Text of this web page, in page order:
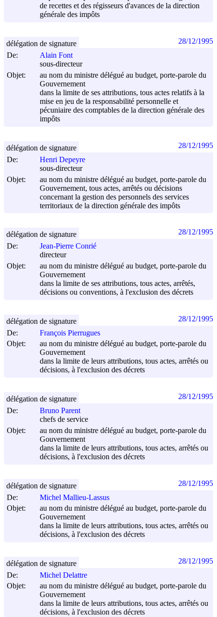
de recettes et des régisseurs d'avances de la direction
générale des impôts
De:
Alain Font
sous-directeur
Objet:
au nom du ministre délégué au budget, porte-parole du
Gouvernement
dans la limite de ses attributions, tous actes relatifs à la
mise en jeu de la responsabilité personnelle et
pécuniaire des comptables de la direction générale des
impôts
délégation de signature 28/12/1995
De:
Henri Depeyre
sous-directeur
Objet:
au nom du ministre délégué au budget, porte-parole du
Gouvernement, tous actes, arrêtés ou décisions
concernant la gestion des personnels des services
territoriaux de la direction générale des impôts
délégation de signature 28/12/1995
De:
Jean-Pierre Conrié
directeur
Objet:
au nom du ministre délégué au budget, porte-parole du
Gouvernement
dans la limite de ses attributions, tous actes, arrêtés,
décisions ou conventions, à l'exclusion des décrets
délégation de signature 28/12/1995
De:
François Pierrugues
Objet:
au nom du ministre délégué au budget, porte-parole du
Gouvernement
dans la limite de leurs attributions, tous actes, arrêtés ou
décisions, à l'exclusion des décrets
délégation de signature 28/12/1995
De:
Bruno Parent
chefs de service
Objet:
au nom du ministre délégué au budget, porte-parole du
Gouvernement
dans la limite de leurs attributions, tous actes, arrêtés ou
décisions, à l'exclusion des décrets
délégation de signature 28/12/1995
De:
Michel Mallieu-Lassus
Objet:
au nom du ministre délégué au budget, porte-parole du
Gouvernement
dans la limite de leurs attributions, tous actes, arrêtés ou
décisions, à l'exclusion des décrets
délégation de signature 28/12/1995
De:
Michel Delattre
Objet:
au nom du ministre délégué au budget, porte-parole du
Gouvernement
dans la limite de leurs attributions, tous actes, arrêtés ou
décisions, à l'exclusion des décrets
délégation de signature 28/12/1995